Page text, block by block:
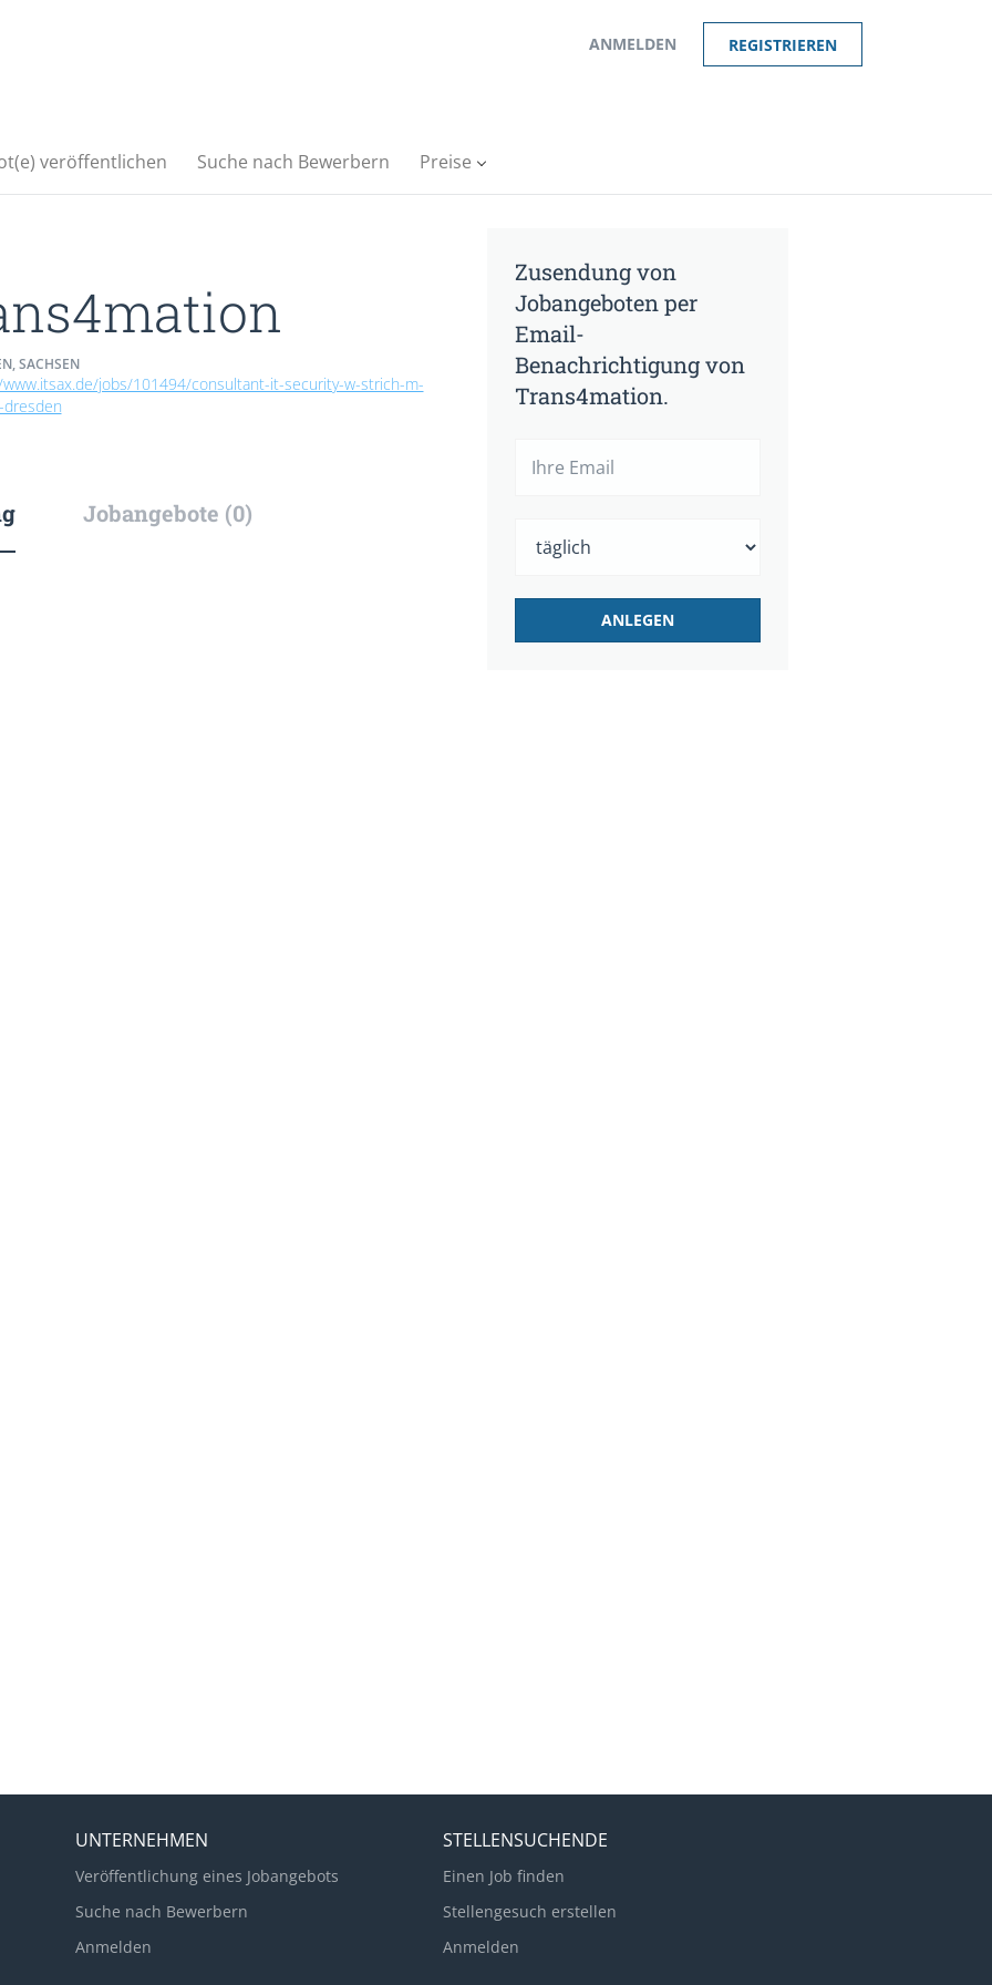
ANMELDEN REGISTRIEREN
veröffentlichen Suche nach Bewerbern Preise
SACHSEN
jobs/101494/consultant-it-security-w-strich-m-
Jobangebote (0)
Zusendung von
Jobangeboten per
Email-
Benachrichtigung von
Trans4mation.
UNTERNEHMEN
Veröffentlichung eines Jobangebots
Suche nach Bewerbern
Anmelden
STELLENSUCHENDE
Einen Job finden
Stellengesuch erstellen
Anmelden